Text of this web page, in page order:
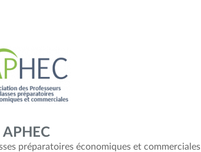
APHEC
préparatoires économiques et commerciales